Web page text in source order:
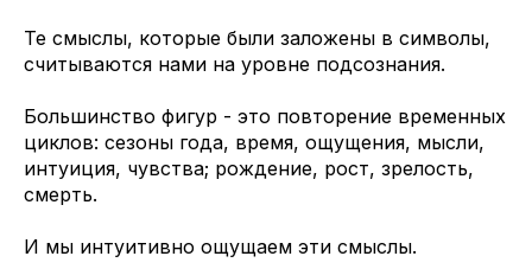
Те смыслы, которые были заложены в символы,
считываются нами на уровне подсознания.
Большинство фигур - это повторение временных
циклов: сезоны года, время, ощущения, мысли,
интуиция, чувства; рождение, рост, зрелость,
смерть.
И мы интуитивно ощущаем эти смыслы.